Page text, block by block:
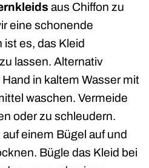
aus Chiffon zu
eine schonende
es, das Kleid
lassen. Alternativ
in kaltem Wasser mit
waschen. Vermeide
oder zu schleudern.
einem Bügel auf und
Bügle das Kleid bei